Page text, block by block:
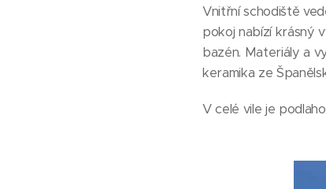
Vnitřní schodiště
pokoj nabízí krásný
bazén. Materiály a
keramika ze
V celé vile je